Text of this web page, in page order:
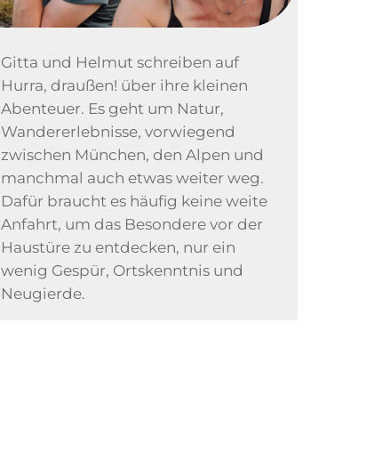
Gitta und Helmut schreiben auf
Hurra, draußen! über ihre kleinen
Abenteuer. Es geht um Natur,
Wandererlebnisse, vorwiegend
zwischen München, den Alpen und
manchmal auch etwas weiter weg.
Dafür braucht es häufig keine weite
Anfahrt, um das Besondere vor der
Haustüre zu entdecken, nur ein
wenig Gespür, Ortskenntnis und
Neugierde.